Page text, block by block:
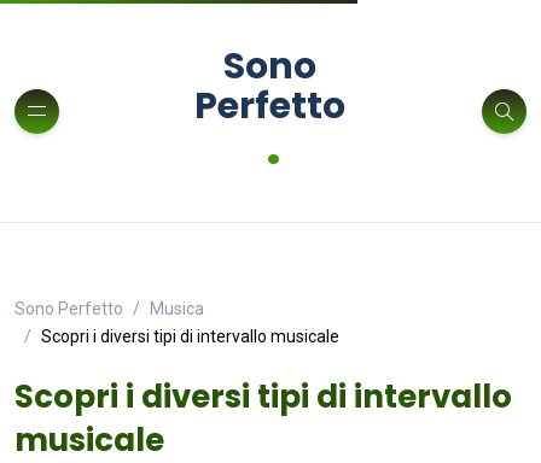
Sono
Perfetto
.
Sono Perfetto
Musica
Scopri i diversi tipi di intervallo musicale
Scopri i diversi tipi di intervallo
musicale